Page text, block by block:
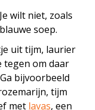
wilt niet, zoals
soep.
uit tijm, laurier
tegen om daar
bijvoorbeeld
tijm
met lavas, een